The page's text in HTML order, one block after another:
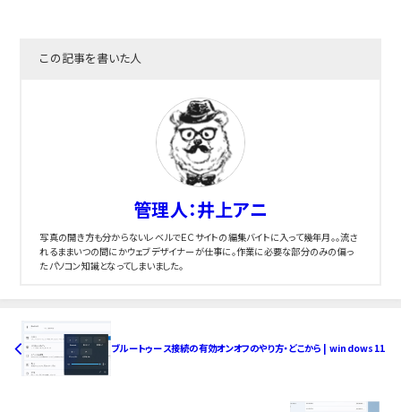
この記事を書いた人
管理人：井上アニ
写真の開き方も分からないレベルでＥＣサイトの編集バイトに入って幾年月。。流さ
れるままいつの間にかウェブデザイナーが仕事に。作業に必要な部分のみの偏っ
たパソコン知識となってしまいました。
ブルートゥース接続の有効オンオフのやり方・どこから | windows11